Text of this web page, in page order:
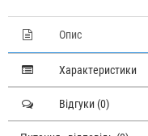
Опис
Характеристики
Відгуки (0)